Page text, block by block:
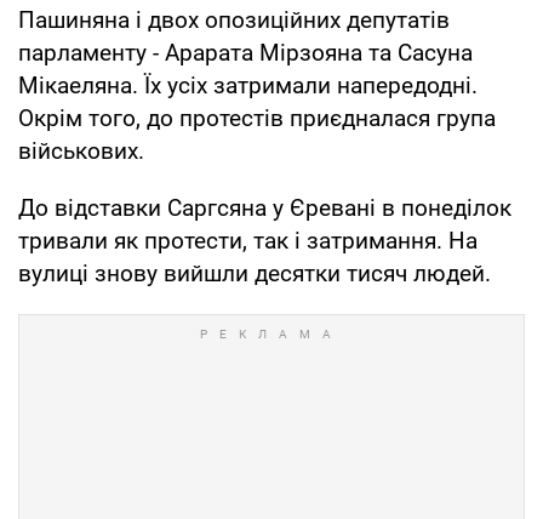
Пашиняна і двох опозиційних депутатів
парламенту - Арарата Мірзояна та Сасуна
Мікаеляна. Їх усіх затримали напередодні.
Окрім того, до протестів приєдналася група
військових.
До відставки Саргсяна у Єревані в понеділок
тривали як протести, так і затримання. На
вулиці знову вийшли десятки тисяч людей.